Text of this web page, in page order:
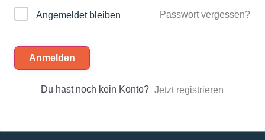
Angemeldet bleiben Passwort vergessen?
Anmelden
Du hast noch kein Konto? Jetzt registrieren